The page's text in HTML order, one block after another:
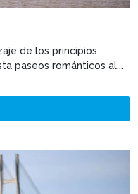
de los principios
paseos románticos al...